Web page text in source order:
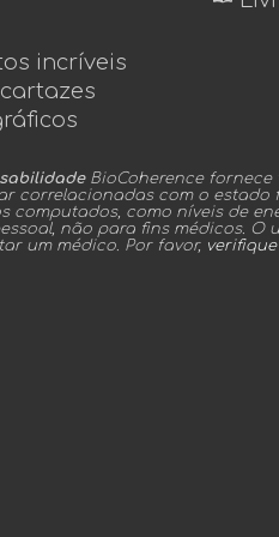
incríveis
BioCoherence fornece
correlacionadas com o estado
computados, como níveis de
não para fins médicos.
um médico. Por favor,